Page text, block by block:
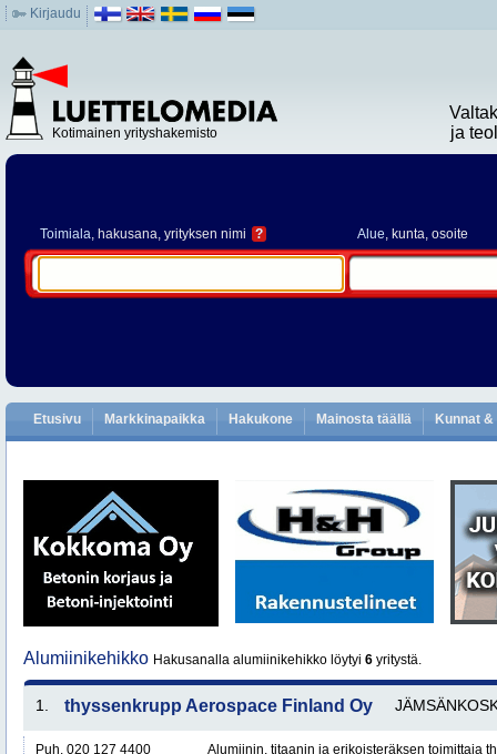
Kirjaudu
Kotimainen yrityshakemisto
ja
Toimiala, hakusana, yrityksen nimi ? Alue, kunta, osoite
Etusivu Markkinapaikka Hakukone Mainosta täällä Kunnat
Alumiinikehikko Hakusanalla alumiinikehikko löytyi 6 yritystä.
1. thyssenkrupp Aerospace Finland Oy
Puh. 020 127 4400
Alumiinin, titaanin ja erikoisteräksen toimittaja